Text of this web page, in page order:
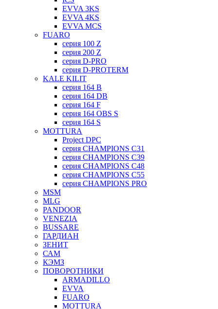
EVVA 3KS
EVVA 4KS
EVVA MCS
FUARO
серия 100 Z
серия 200 Z
серия D-PRO
серия D-PROTERM
KALE KILIT
серия 164 B
серия 164 DB
серия 164 F
серия 164 OBS S
серия 164 S
MOTTURA
Project DPC
серия CHAMPIONS C31
серия CHAMPIONS C39
серия CHAMPIONS C48
серия CHAMPIONS C55
серия CHAMPIONS PRO
MSM
MLG
PANDOOR
VENEZIA
BUSSARE
ГАРДИАН
ЗЕНИТ
САМ
КЭМЗ
ПОВОРОТНИКИ
ARMADILLO
EVVA
FUARO
MOTTURA